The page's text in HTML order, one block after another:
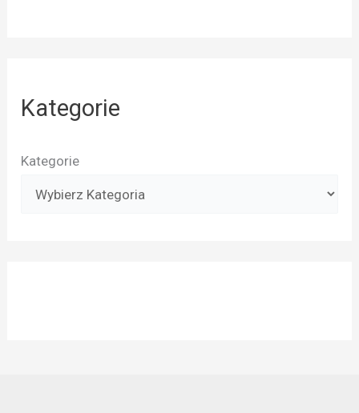
Kategorie
Kategorie